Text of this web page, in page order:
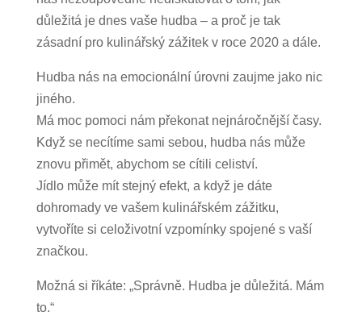
důležitá je dnes vaše hudba – a proč je tak
zásadní pro kulinářský zážitek v roce 2020 a dále.
Hudba nás na emocionální úrovni zaujme jako nic
jiného.
Má moc pomoci nám překonat nejnáročnější časy.
Když se necítíme sami sebou, hudba nás může
znovu přimět, abychom se cítili celiství.
Jídlo může mít stejný efekt, a když je dáte
dohromady ve vašem kulinářském zážitku,
vytvoříte si celoživotní vzpomínky spojené s vaší
značkou.
Možná si říkáte: „Správně. Hudba je důležitá. Mám
to.“